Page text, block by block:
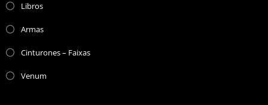
Libros
Armas
Cinturones – Faixas
Venum